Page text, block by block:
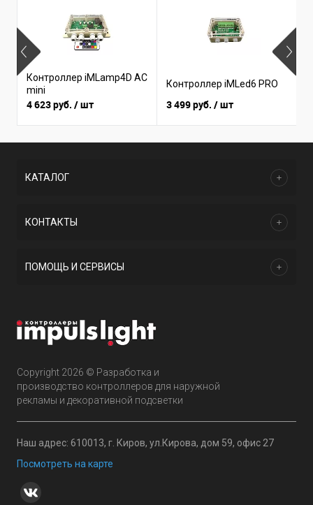
Контроллер iMLamp4D AC
mini
4 623 руб. / шт
Контроллер iMLed6 PRO
3 499 руб. / шт
Copyright 2026 © Разработка и
производство контроллеров для наружной
рекламы и декоративной подсветки
Наш адрес: 610013, г. Киров, ул.Кирова, дом 59, офис 27
Посмотреть на карте
КАТАЛОГ
КОНТАКТЫ
ПОМОЩЬ И СЕРВИСЫ